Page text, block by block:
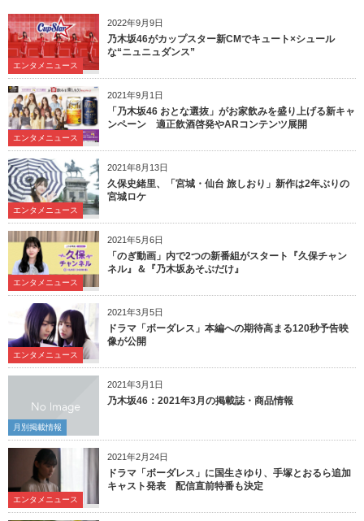
2022年9月9日
エンタメニュース
乃木坂46がカップスター新CMでキュート×シュール
な“ニュニュダンス”
2021年9月1日
エンタメニュース
「乃木坂46 おとな選抜」がお家飲みを盛り上げる新キャ
ンペーン 適正飲酒啓発やARコンテンツ展開
2021年8月13日
エンタメニュース
久保史緒里、「宮城・仙台 旅しおり」新作は2年ぶりの
宮城ロケ
2021年5月6日
エンタメニュース
「のぎ動画」内で2つの新番組がスタート『久保チャン
ネル』＆『乃木坂あそぶだけ』
2021年3月5日
エンタメニュース
ドラマ「ボーダレス」本編への期待高まる120秒予告映
像が公開
2021年3月1日
月別掲載情報
乃木坂46：2021年3月の掲載誌・商品情報
2021年2月24日
エンタメニュース
ドラマ「ボーダレス」に国生さゆり、手塚とおるら追加
キャスト発表 配信直前特番も決定